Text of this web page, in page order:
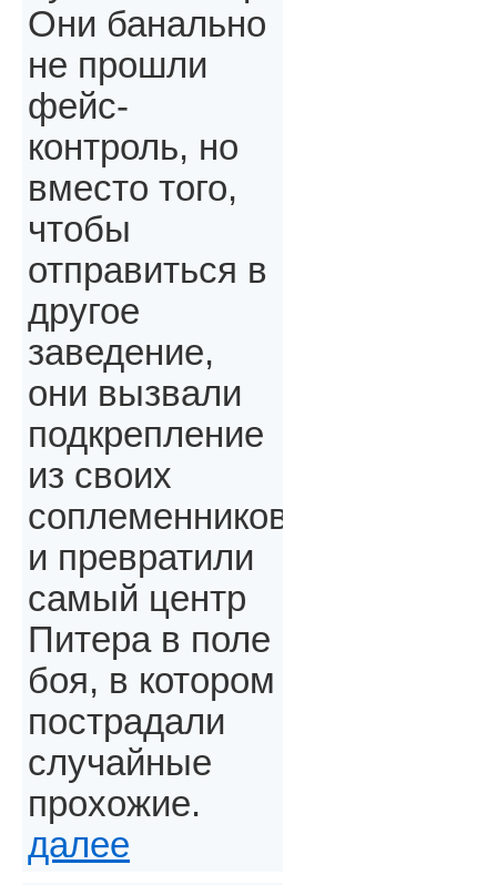
Они банально
не прошли
фейс-
контроль, но
вместо того,
чтобы
отправиться в
другое
заведение,
они вызвали
подкрепление
из своих
соплеменников
и превратили
самый центр
Питера в поле
боя, в котором
пострадали
случайные
прохожие.
далее